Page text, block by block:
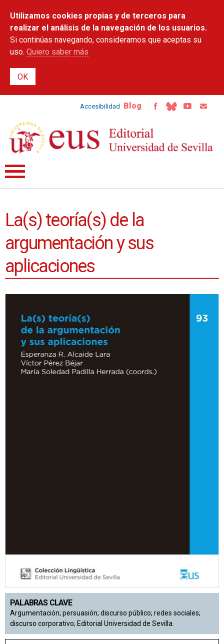
contenido
principal
Utilizamos cookies propias y de terceros para
realizar el análisis de la navegación de los usuarios.
Si continúas navegando, consideramos que aceptas su
uso. Quiero saber más
Accesibilidad Blog
La(s) teoría(s) de la
argumentación y sus
aplicaciones
PALABRAS CLAVE
Argumentación; persuasión; discurso público; redes sociales;
discurso corporativo; Editorial Universidad de Sevilla.